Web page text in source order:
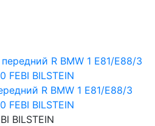
R BMW 1 E81/E88/3
FEBI BILSTEIN
BILSTEIN